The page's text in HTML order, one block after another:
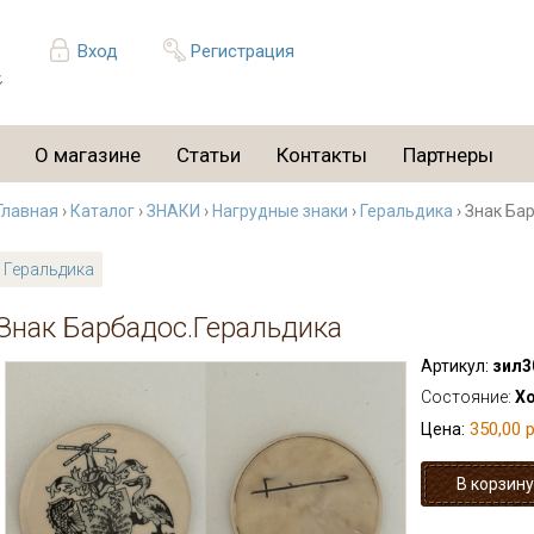
Вход Регистрация
О магазине Статьи Контакты Партнеры
› Каталог ›ЗНАКИ › Нагрудные знаки › Геральдика › Знак
Геральдика
Барбадос.Геральдика
Артикул:
Состояние:
Цена: 350,00